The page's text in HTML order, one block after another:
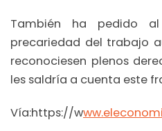
También ha pedido
precariedad del trabajo
reconociesen plenos
les saldría a cuenta este
Vía:https://w